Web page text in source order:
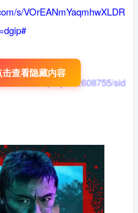
s/VOrEANmYaqmhwXLDR
vod/play/id/2608755/sid/